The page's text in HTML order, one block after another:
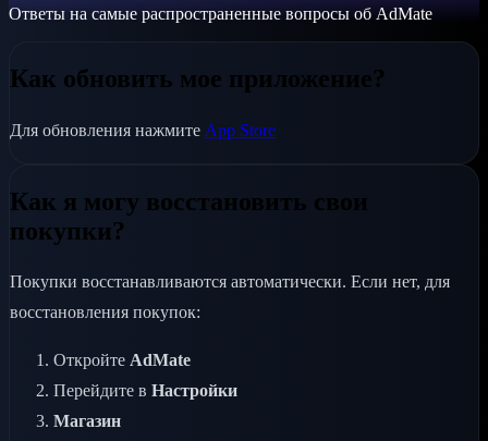
Ответы на самые распространенные вопросы об AdMate
Как обновить мое приложение?
Для обновления нажмите App Store
Как я могу восстановить свои
покупки?
Покупки восстанавливаются автоматически. Если нет, для
восстановления покупок:
Откройте AdMate
Перейдите в Настройки
Магазин